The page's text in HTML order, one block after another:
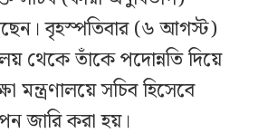
বৃহস্পতিবার (৬ আগস্ট)
থেকে তাঁকে পদোন্নতি দিয়ে
মন্ত্রণালয়ে সচিব হিসেবে
জারি করা হয়।